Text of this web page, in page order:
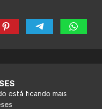
está ficando mais